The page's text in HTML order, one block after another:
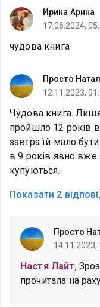
Ирина Арина
17.06.2024,
чудова книга
Просто
12.11.2023,
Чудова книга. Лише
пройшло 12 років
завтра їй мало
в 9 років явно вже
купуються.
Показати 2
Просто
14.11.2023,
Настя Лайт,
прочитала на